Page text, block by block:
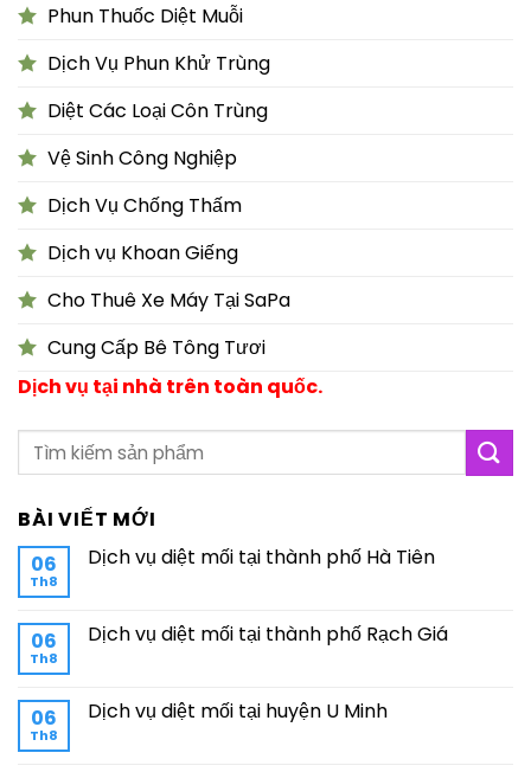
Phun Thuốc Diệt Muỗi
Dịch Vụ Phun Khử Trùng
Diệt Các Loại Côn Trùng
Vệ Sinh Công Nghiệp
Dịch Vụ Chống Thấm
Dịch vụ Khoan Giếng
Cho Thuê Xe Máy Tại SaPa
Cung Cấp Bê Tông Tươi
Dịch vụ tại nhà trên toàn quốc.
BÀI VIẾT MỚI
06
Th8
Dịch vụ diệt mối tại thành phố Hà Tiên
06
Th8
Dịch vụ diệt mối tại thành phố Rạch Giá
06
Th8
Dịch vụ diệt mối tại huyện U Minh